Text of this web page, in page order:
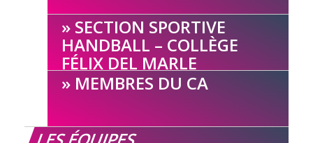
SECTION SPORTIVE
HANDBALL – COLLÈGE
FÉLIX DEL MARLE
MEMBRES DU CA